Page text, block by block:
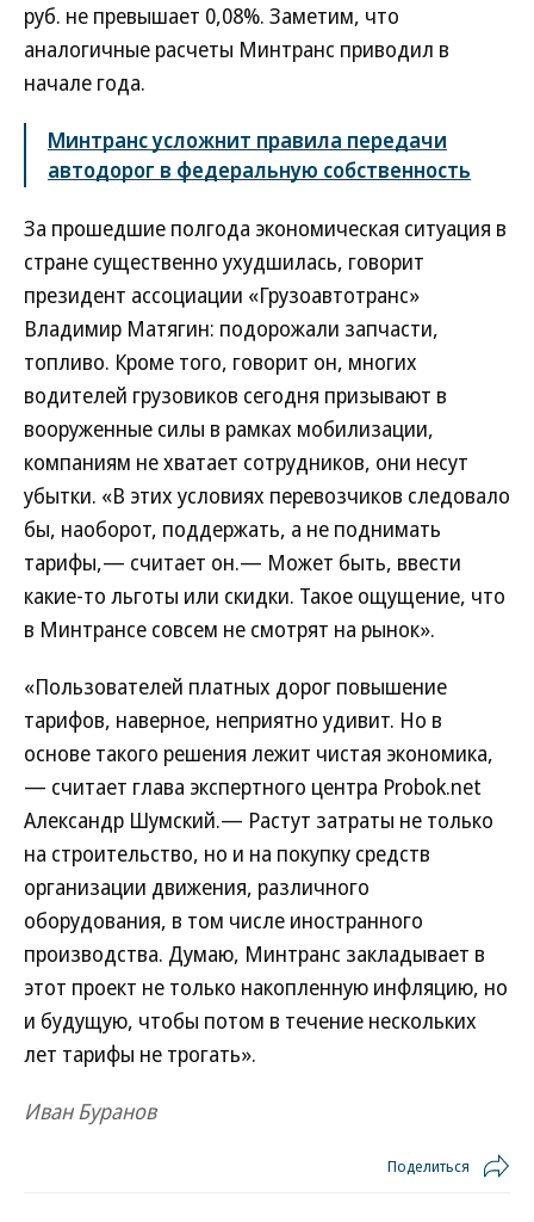
руб. не превышает 0,08%. Заметим, что
аналогичные расчеты Минтранс приводил в
начале года.
Минтранс усложнит правила передачи
автодорог в федеральную собственность
За прошедшие полгода экономическая ситуация в
стране существенно ухудшилась, говорит
президент ассоциации «Грузоавтотранс»
Владимир Матягин: подорожали запчасти,
топливо. Кроме того, говорит он, многих
водителей грузовиков сегодня призывают в
вооруженные силы в рамках мобилизации,
компаниям не хватает сотрудников, они несут
убытки. «В этих условиях перевозчиков следовало
бы, наоборот, поддержать, а не поднимать
тарифы,— считает он.— Может быть, ввести
какие-то льготы или скидки. Такое ощущение, что
в Минтрансе совсем не смотрят на рынок».
«Пользователей платных дорог повышение
тарифов, наверное, неприятно удивит. Но в
основе такого решения лежит чистая экономика,
— считает глава экспертного центра Probok.net
Александр Шумский.— Растут затраты не только
на строительство, но и на покупку средств
организации движения, различного
оборудования, в том числе иностранного
производства. Думаю, Минтранс закладывает в
этот проект не только накопленную инфляцию, но
и будущую, чтобы потом в течение нескольких
лет тарифы не трогать».
Иван Буранов
Поделиться